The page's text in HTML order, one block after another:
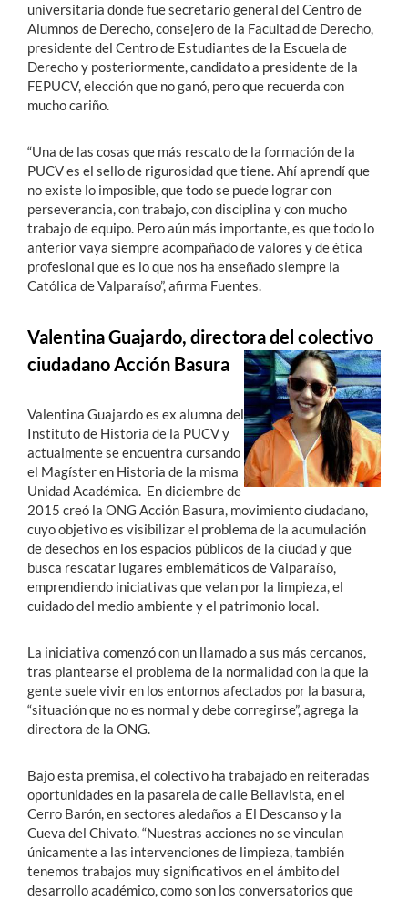
universitaria donde fue secretario general del Centro de
Alumnos de Derecho, consejero de la Facultad de Derecho,
presidente del Centro de Estudiantes de la Escuela de
Derecho y posteriormente, candidato a presidente de la
FEPUCV, elección que no ganó, pero que recuerda con
mucho cariño.
“Una de las cosas que más rescato de la formación de la
PUCV es el sello de rigurosidad que tiene. Ahí aprendí que
no existe lo imposible, que todo se puede lograr con
perseverancia, con trabajo, con disciplina y con mucho
trabajo de equipo. Pero aún más importante, es que todo lo
anterior vaya siempre acompañado de valores y de ética
profesional que es lo que nos ha enseñado siempre la
Católica de Valparaíso”, afirma Fuentes.
Valentina Guajardo, directora del colectivo
ciudadano Acción Basura
Valentina Guajardo es ex alumna del
Instituto de Historia de la PUCV y
actualmente se encuentra cursando
el Magíster en Historia de la misma
Unidad Académica. En diciembre de
2015 creó la ONG Acción Basura, movimiento ciudadano,
cuyo objetivo es visibilizar el problema de la acumulación
de desechos en los espacios públicos de la ciudad y que
busca rescatar lugares emblemáticos de Valparaíso,
emprendiendo iniciativas que velan por la limpieza, el
cuidado del medio ambiente y el patrimonio local.
La iniciativa comenzó con un llamado a sus más cercanos,
tras plantearse el problema de la normalidad con la que la
gente suele vivir en los entornos afectados por la basura,
“situación que no es normal y debe corregirse”, agrega la
directora de la ONG.
Bajo esta premisa, el colectivo ha trabajado en reiteradas
oportunidades en la pasarela de calle Bellavista, en el
Cerro Barón, en sectores aledaños a El Descanso y la
Cueva del Chivato. “Nuestras acciones no se vinculan
únicamente a las intervenciones de limpieza, también
tenemos trabajos muy significativos en el ámbito del
desarrollo académico, como son los conversatorios que